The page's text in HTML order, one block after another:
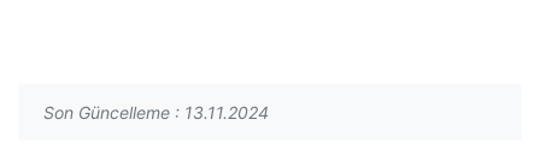
Son Güncelleme : 13.11.2024